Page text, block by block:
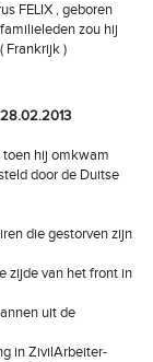
FELIX , geboren
zou hij
Frankrijk )
toen hij omkwam
door de Duitse
die gestorven zijn
zijde van het front in
uit de
in ZivilArbeiter-